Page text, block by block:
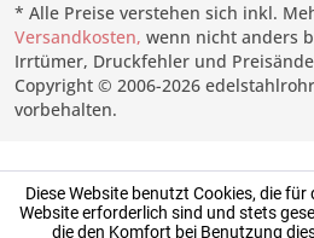
* Alle Preise verstehen sich inkl.
Versandkosten, wenn nicht anders
Irrtümer, Druckfehler und
Copyright © 2006-2026
vorbehalten.
Diese Website benutzt Cookies, die
Website erforderlich sind und stets
die den Komfort bei Benutzung